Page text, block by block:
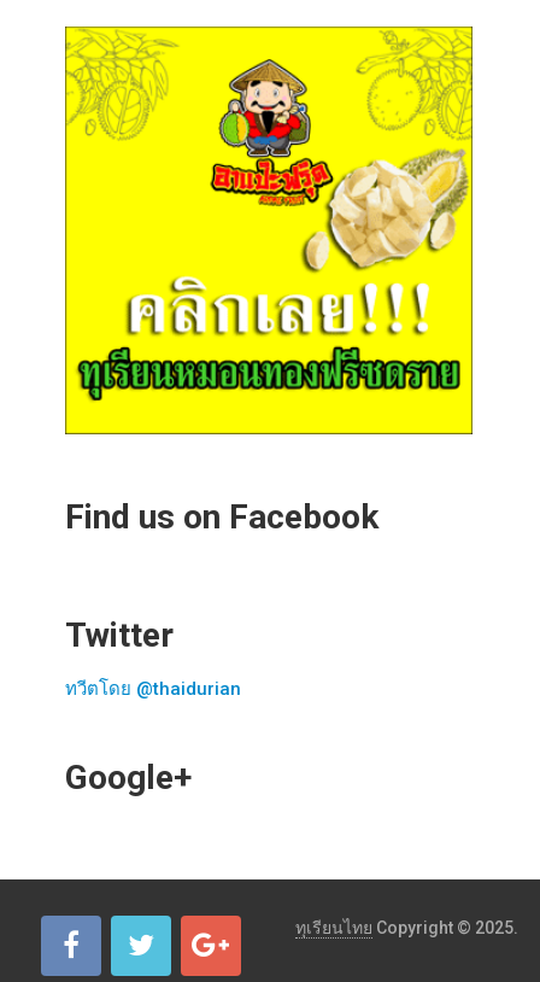
Find us on Facebook
Twitter
ทวีตโดย @thaidurian
Google+
ทุเรียนไทย Copyright © 2025.